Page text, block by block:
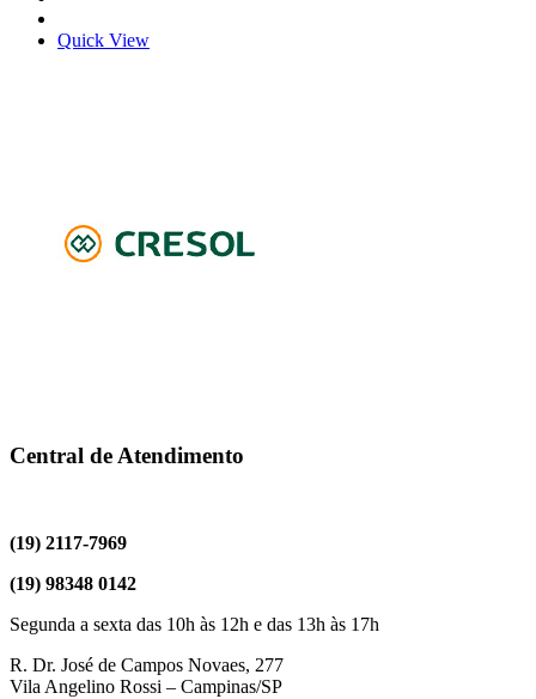
Quick View
Central de Atendimento
(19) 2117-7969
(19) 98348 0142
Segunda a sexta das 10h às 12h e das 13h às 17h
R. Dr. José de Campos Novaes, 277
Vila Angelino Rossi – Campinas/SP